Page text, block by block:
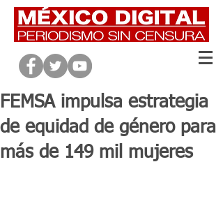
FEMSA impulsa estrategia
de equidad de género para
más de 149 mil mujeres